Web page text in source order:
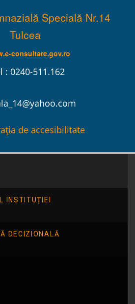
Specială Nr.14
Tulcea
consultare.gov.ro
: 0240-511.162
de accesibilitate
INSTITUȚIEI
DECIZIONALĂ
Reciclăm și
verde Prin natură, pe